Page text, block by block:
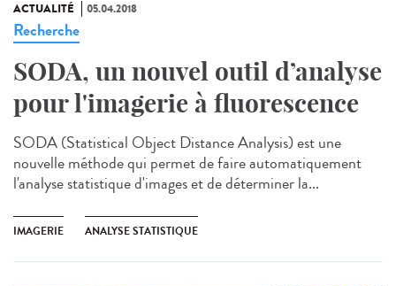
ACTUALITÉ 05.04.2018
Recherche
SODA, un nouvel outil d’analyse
pour l'imagerie à fluorescence
SODA (Statistical Object Distance Analysis) est une
nouvelle méthode qui permet de faire automatiquement
l'analyse statistique d'images et de déterminer la...
IMAGERIE ANALYSE STATISTIQUE